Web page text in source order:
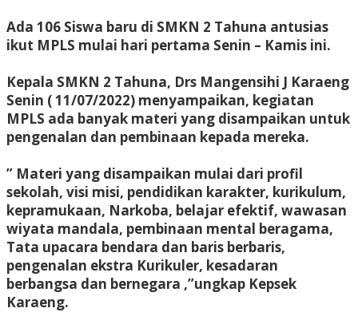
Ada 106 Siswa baru di SMKN 2 Tahuna antusias
ikut MPLS mulai hari pertama Senin – Kamis ini.
Kepala SMKN 2 Tahuna, Drs Mangensihi J Karaeng
Senin ( 11/07/2022) menyampaikan, kegiatan
MPLS ada banyak materi yang disampaikan untuk
pengenalan dan pembinaan kepada mereka.
” Materi yang disampaikan mulai dari profil
sekolah, visi misi, pendidikan karakter, kurikulum,
kepramukaan, Narkoba, belajar efektif, wawasan
wiyata mandala, pembinaan mental beragama,
Tata upacara bendara dan baris berbaris,
pengenalan ekstra Kurikuler, kesadaran
berbangsa dan bernegara ,”ungkap Kepsek
Karaeng.